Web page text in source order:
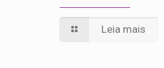
Leia mais